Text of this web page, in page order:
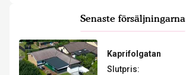
Senaste försäljningarna
Kaprifolgatan
Slutpris: